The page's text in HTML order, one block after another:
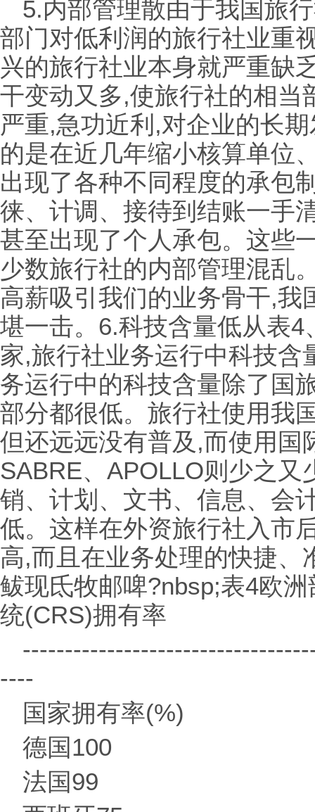
5.内部管理散由于我国旅
部门对低利润的旅行社业重
兴的旅行社业本身就严重缺
干变动又多,使旅行社的相当
严重,急功近利,对企业的长
的是在近几年缩小核算单位
出现了各种不同程度的承包
徕、计调、接待到结账一手
甚至出现了个人承包。这些
少数旅行社的内部管理混乱
高薪吸引我们的业务骨干,我
堪一击。6.科技含量低从表
家,旅行社业务运行中科技含
务运行中的科技含量除了国
部分都很低。旅行社使用我
但还远远没有普及,而使用国
SABRE、APOLLO则少之
销、计划、文书、信息、会
低。这样在外资旅行社入市
高,而且在业务处理的快捷、
鲅现氐牧邮啤?nbsp;表4欧
统(CRS)拥有率
----
国家拥有率(%)
德国100
法国99